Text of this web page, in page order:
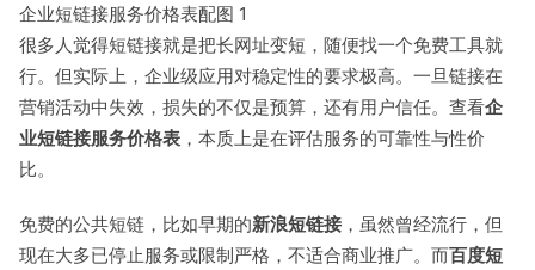
企业短链接服务价格表配图 1
很多人觉得短链接就是把长网址变短，随便找一个免费工具就
行。但实际上，企业级应用对稳定性的要求极高。一旦链接在
营销活动中失效，损失的不仅是预算，还有用户信任。查看企
业短链接服务价格表 ，本质上是在评估服务的可靠性与性价
比。
免费的公共短链，比如早期的新浪短链接 ，虽然曾经流行，但
现在大多已停止服务或限制严格，不适合商业推广。而百度短